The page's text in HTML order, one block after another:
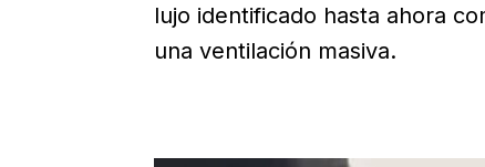
lujo identificado hasta ahora
una ventilación masiva.